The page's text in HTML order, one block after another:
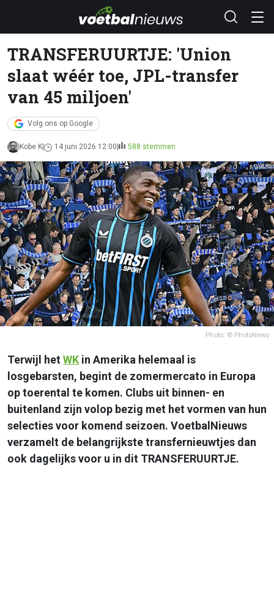
TRANSFERUURTJE: 'Union
slaat wéér toe, JPL-transfer
van 45 miljoen'
Volg ons op Google
Kobe K 14 juni 2026 12:00 588 stemmen
Photo: © PhotoNews
Terwijl hetWK in Amerika helemaal is
losgebarsten, begint de zomermercato in Europa
op toerental te komen. Clubs uit binnen- en
buitenland zijn volop bezig met het vormen van hun
selecties voor komend seizoen. VoetbalNieuws
verzamelt de belangrijkste transfernieuwtjes dan
ook dagelijks voor u in dit TRANSFERUURTJE.